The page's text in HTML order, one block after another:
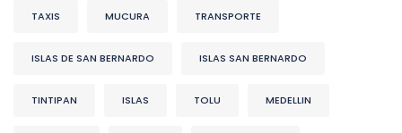
TAXIS MUCURA TRANSPORTE
ISLAS DE SAN BERNARDO ISLAS SAN BERNARDO
TINTIPAN ISLAS TOLU MEDELLIN